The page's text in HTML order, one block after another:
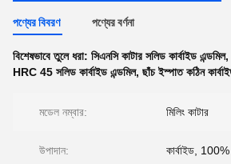
পণ্যের বিবরণ পণ্যের বর্ণনা
বিশেষভাবে তুলে ধরা: সিএনসি কাটার সলিড কার্বাইড এন্ডমিল,
HRC 45 সলিড কার্বাইড এন্ডমিল, ছাঁচ ইস্পাত কঠিন
মডেল নম্বার: মিলিং কাটার
উপাদান: কার্বাইড,